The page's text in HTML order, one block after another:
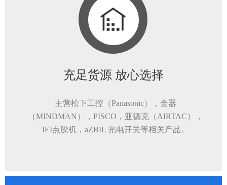
充足货源 放心选择
主营松下工控（Panasonic），金器
（MINDMAN），PISCO，亚德克（AIRTAC），
IEI点胶机，aZBIL 光电开关等相关产品。